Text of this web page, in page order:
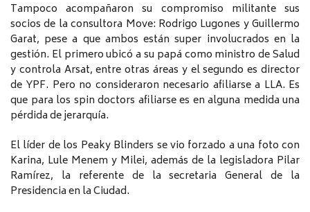
Tampoco acompañaron su compromiso militante sus
socios de la consultora Move: Rodrigo Lugones y Guillermo
Garat, pese a que ambos están super involucrados en la
gestión. El primero ubicó a su papá como ministro de Salud
y controla Arsat, entre otras áreas y el segundo es director
de YPF. Pero no consideraron necesario afiliarse a LLA. Es
que para los spin doctors afiliarse es en alguna medida una
pérdida de jerarquía.
El líder de los Peaky Blinders se vio forzado a una foto con
Karina, Lule Menem y Milei, además de la legisladora Pilar
Ramírez, la referente de la secretaria General de la
Presidencia en la Ciudad.